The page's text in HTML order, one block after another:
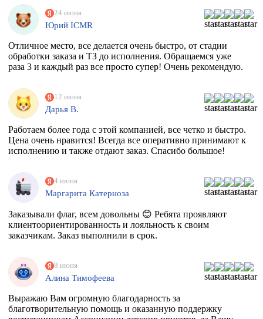
24 июня
Юрий ICMR
Отличное место, все делается очень быстро, от стадии
обработки заказа и ТЗ до исполнения. Обращаемся уже
раза 3 и каждый раз все просто супер! Очень рекомендую.
12 июня
Дарья В.
Работаем более года с этой компанией, все четко и быстро.
Цена очень нравится! Всегда все оперативно принимают к
исполнению и также отдают заказ. Спасибо большое!
4 июня
Маргарита Катерноза
Заказывали флаг, всем довольны 😊 Ребята проявляют
клиентоориентированность и лояльность к своим
заказчикам. Заказ выполнили в срок.
8 июня
Алина Тимофеева
Выражаю Вам огромную благодарность за
благотворительную помощь и оказанную поддержку